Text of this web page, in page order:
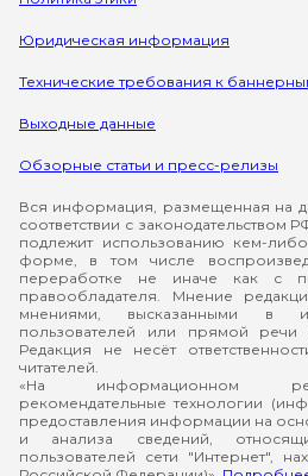
Юридическая информация
Технические требования к
Выходные данные
Обзорные статьи и пресс-релизы
Вся информация, размещенная на
соответствии с законодательством
подлежит использованию кем-
форме, в том числе
переработке не иначе как с
правообладателя. Мнение
мнениями, высказанными в
пользователей или прямой речи
Редакция не несёт
читателей.
«На информационном
рекомендательные технологии
предоставления информации на
и анализа сведений,
пользователей сети "Интернет",